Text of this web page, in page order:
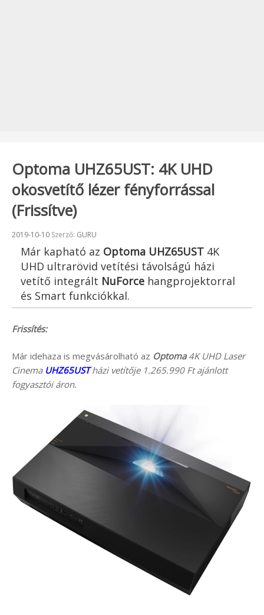
Optoma UHZ65UST: 4K UHD
okosvetítő lézer fényforrással
(Frissítve)
Beküldve:
2019-10-10 Szerző: GURU
Már kapható az Optoma UHZ65UST 4K
UHD ultrarövid vetítési távolságú házi
vetítő integrált NuForce hangprojektorral
és Smart funkciókkal.
Frissítés:
Már idehaza is megvásárolható az Optoma4K UHD Laser
CinemaUHZ65USTházi vetítője 1.265.990 Ft ajánlott
fogyasztói áron.